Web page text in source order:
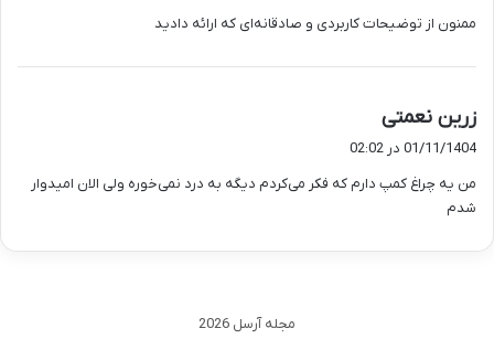
:
ممنون از توضیحات کاربردی و صادقانه‌ای که ارائه دادید
زرین نعمتی
ف
:
01/11/1404 در 02:02
من یه چراغ کمپ دارم که فکر می‌کردم دیگه به درد نمی‌خوره ولی الان امیدوار
شدم
مجله آرسل 2026